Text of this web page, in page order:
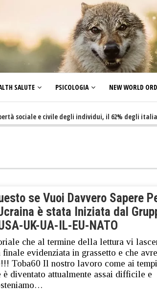
SALUTE PSICOLOGIA NEW WORLD
e civile degli individui, il 62% degli italiani
se Vuoi Davvero Sapere
è stata Iniziata dal
UK-UA-IL-EU-NATO
che al termine della lettura vi
evidenziata in grassetto e che
Toba60 Il nostro lavoro come ai
è diventato attualmente assai difficile e